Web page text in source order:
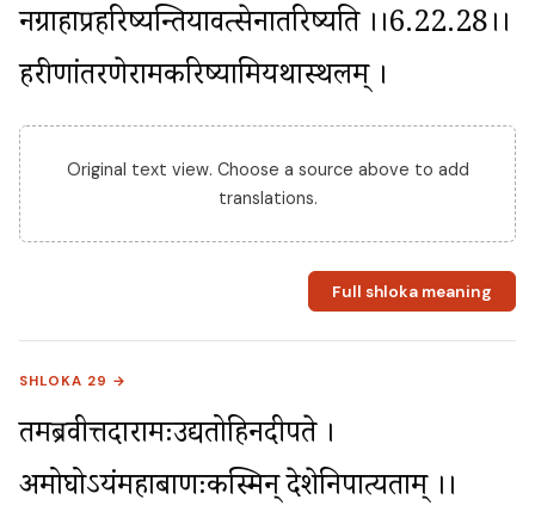
नग्राहाप्रहरिष्यन्तियावत्सेनातरिष्यति ।।6.22.28।।
हरीणांतरणेरामकरिष्यामियथास्थलम् ।
Original text view. Choose a source above to add
translations.
Full shloka meaning
SHLOKA 29 →
तमब्रवीत्तदारामःउद्यतोहिनदीपते ।
अमोघोऽयंमहाबाणःकस्मिन् देशेनिपात्यताम् ।।